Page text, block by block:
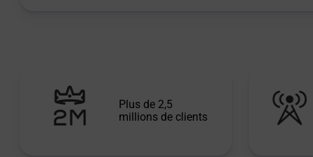
Plus de 2,5
millions de clients